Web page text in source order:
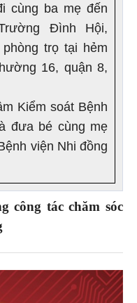
cùng ba mẹ đến
Đình Hội,
trọ tại hẻm
16, quận 8,
Kiểm soát Bệnh
đưa bé cùng mẹ
viện Nhi đồng
công tác chăm sóc